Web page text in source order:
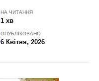
НА ЧИТАННЯ
1 хв
ОПУБЛІКОВАНО
6 Квітня, 2026